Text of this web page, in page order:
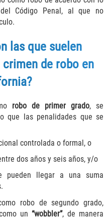
de Propiedad
Ajena
del DMV
con
Alcohol
sin Presencia
de DUI
Código Penal, al que no
las que suelen
de robo en
robo de primer grado, se
que las penalidades que se
controlada o formal, o
dos años y seis años, y/o
pueden llegar a una suma
robo de segundo grado,
un“wobbler”, de manera